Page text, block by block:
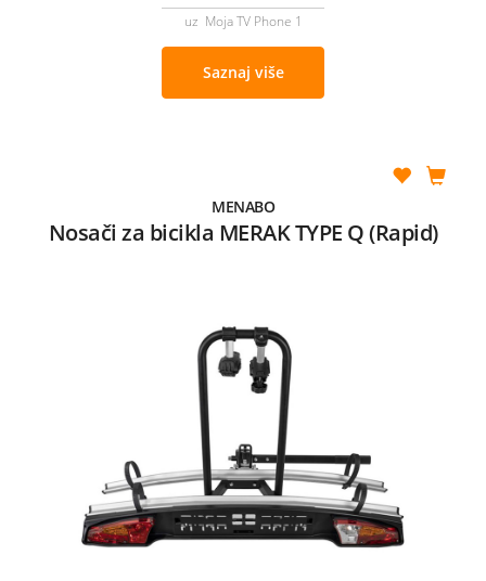
uz Moja TV Phone 1
Saznaj više
MENABO
Nosači za bicikla MERAK TYPE Q (Rapid)